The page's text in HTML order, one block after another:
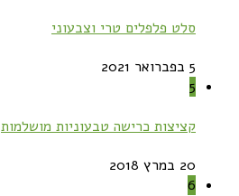
סלט פלפלים טרי וצבעוני
5 בפברואר 2021
5
קציצות כרישה טבעוניות מושלמות
20 במרץ 2018
6